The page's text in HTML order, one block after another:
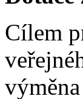
Cílem